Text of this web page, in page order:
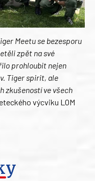
Meetu se bezesporu
zpět na své
prohloubit nejen
Tiger spirit, ale
zkušeností ve všech
výcviku LOM